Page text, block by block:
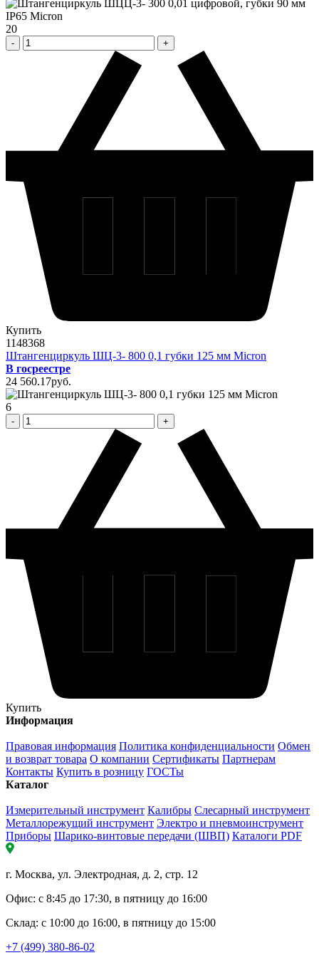
20
Купить
1148368
Штангенциркуль ШЦ-3- 800 0,1 губки 125 мм Micron
В госреестре
24 560.17pуб.
6
Купить
Информация
Правовая информация Политика конфиденциальности Обмен
и возврат товара О компании Сертификаты Партнерам
Контакты Купить в розницу ГОСТы
Каталог
Измерительный инструмент Калибры Слесарный инструмент
Металлорежущий инструмент Электро и пневмоинструмент
Приборы Шарико-винтовые передачи (ШВП) Каталоги PDF
г. Москва, ул. Электродная, д. 2, стр. 12
Офис: с 8:45 до 17:30, в пятницу до 16:00
Склад: с 10:00 до 16:00, в пятницу до 15:00
+7 (499) 380-86-02